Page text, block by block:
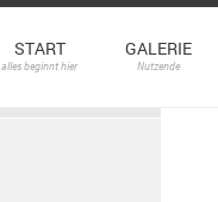
START
alles beginnt hier
GALERIE
Nutzende